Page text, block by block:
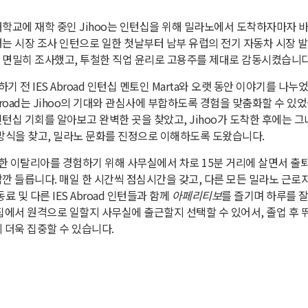
교에 재학 중인 Jihoo는 인턴십을 위해 밀라노에서 도착하자마자
시장 조사 인턴으로 일한 첫날부터 남부 유럽의 전기 자동차 시장
밀히 조사했고, 투철한 직업 윤리로 고용주를 제대로 감동시켰습니
기 전 IES Abroad 인턴십 멘토인 Marta와 오랫 동안 이야기를 나누
는 Jihoo의 기대와 관심사에 부합하도록 경험을 맞춤화할 수 있
십 기회를 알아보고 완벽한 곳을 찾았고, Jihoo가 도착한 후에는 그
식을 찾고, 밀라노 문화를 진정으로 이해하도록 도왔습니다.
이탈리아를 경험하기 위해 사무실에서 차로 15분 거리에 살면서 출
들릅니다. 매일 한 시간씩 점심시간을 갖고, 다른 모든 밀라노 근로
료 및 다른 IES Abroad 인턴들과 함께 아페리티보를 즐기며 하루를
에서 원격으로 일할지 사무실에 출근할지 선택할 수 있어서, 졸업 후
더욱 집중할 수 있습니다.